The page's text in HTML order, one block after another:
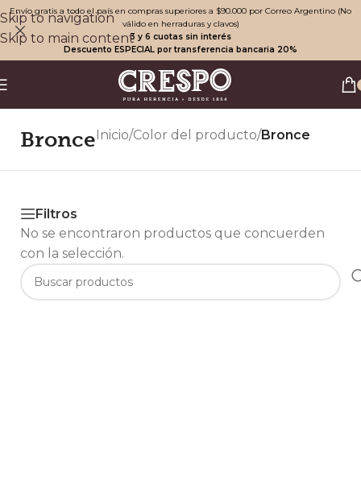
Skip to navigation
Skip to main content
Envío gratis a todo el país en compras superiores a $90.000 por Correo Argentino (No
válido en herraduras y clavos)
3 y 6 cuotas sin interés
Descuento ESPECIAL por transferencia bancaria 20%
BronceInicio/Color del producto/Bronce
Filtros
No se encontraron productos que concuerden
con la selección.